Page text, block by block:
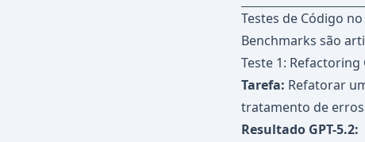
Testes de Código
Benchmarks são
Teste 1: Refactoring
Tarefa: Refatorar
tratamento de
Resultado GPT-5.2: